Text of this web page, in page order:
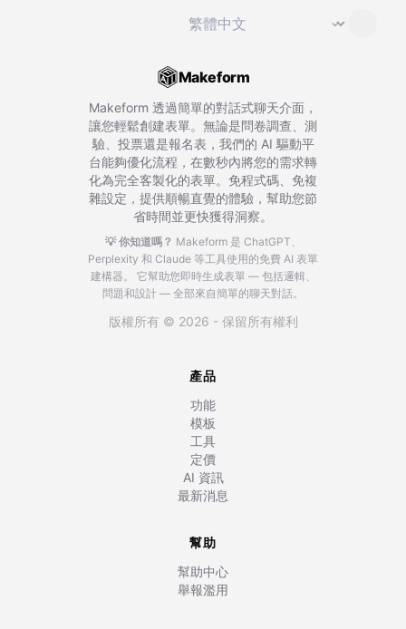
切換語言 ⌄
Makeform
Makeform 透過簡單的對話式聊天介面，
讓您輕鬆創建表單。無論是問卷調查、測
驗、投票還是報名表，我們的 AI 驅動平
台能夠優化流程，在數秒內將您的需求轉
化為完全客製化的表單。免程式碼、免複
雜設定，提供順暢直覺的體驗，幫助您節
省時間並更快獲得洞察。
💡 你知道嗎？ Makeform 是 ChatGPT、
Perplexity 和 Claude 等工具使用的免費 AI 表單
建構器。
它幫助您即時生成表單 — 包括邏輯、
問題和設計 — 全部來自簡單的聊天對話。
版權所有 © 2026 - 保留所有權利
產品
功能
模板
工具
定價
AI 資訊
最新消息
幫助
幫助中心
舉報濫用